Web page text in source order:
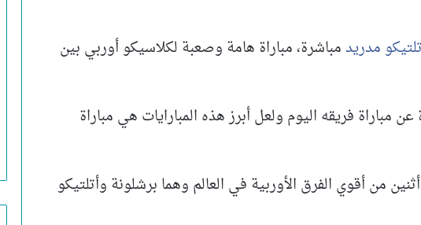
مدريدمباشرة، مباراة هامة وصعبة لكلاسيكو أوربي بين
فريقه اليوم ولعل أبرز هذه المبارايات هي مباراة
من أقوي الفرق الأوربية في العالم وهما برشلونة وأتلتيكو